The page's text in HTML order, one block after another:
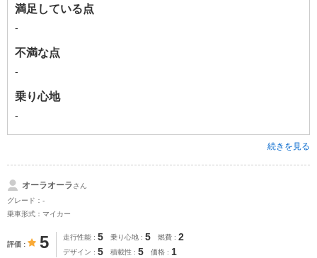
満足している点
-
不満な点
-
乗り心地
-
続きを見る
オーラオーラさん
グレード：-
乗車形式：マイカー
評価 5 走行性能 5 乗り心地 5 燃費 2
デザイン 5 積載性 5 価格 1